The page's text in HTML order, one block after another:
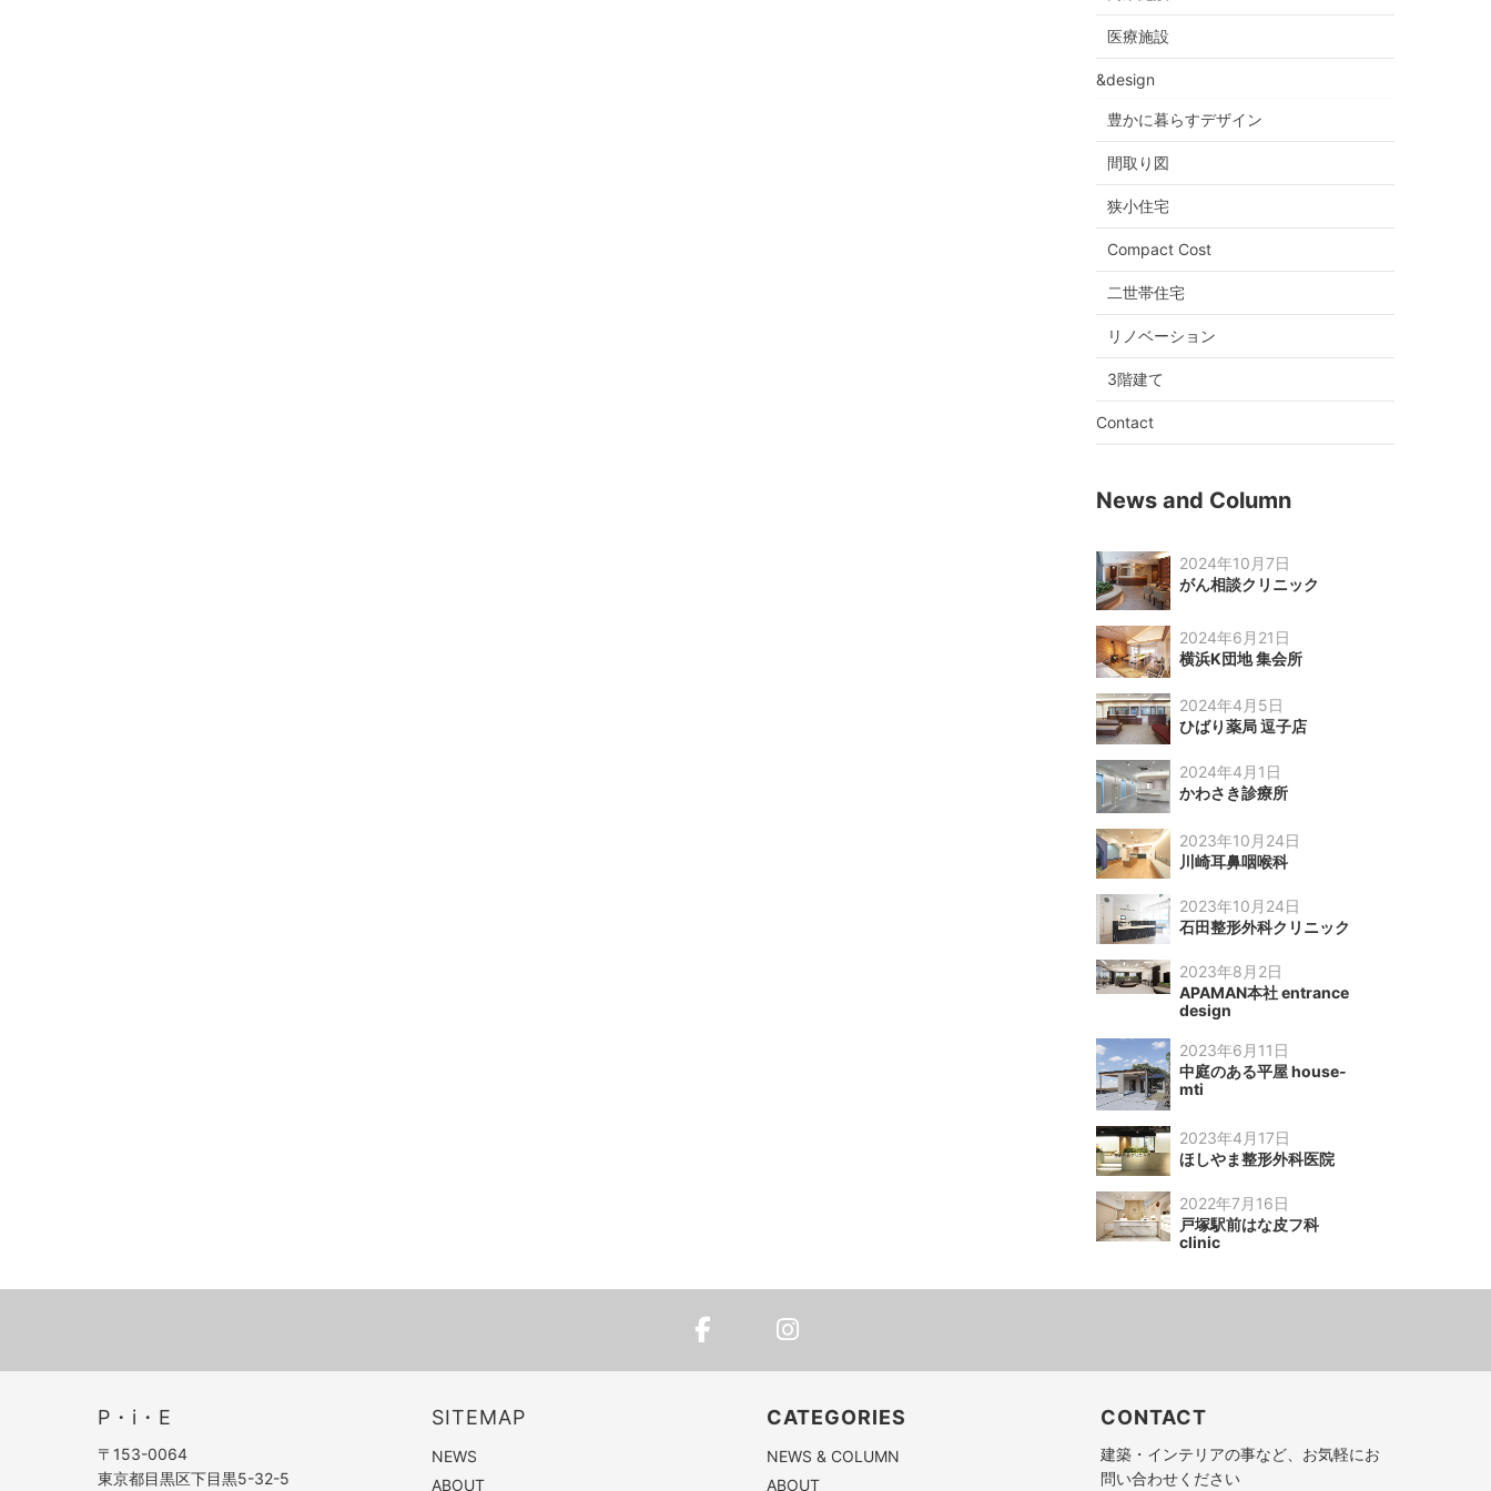
医療施設
&design
豊かに暮らすデザイン
間取り図
狭小住宅
Compact Cost
二世帯住宅
リノベーション
3階建て
Contact
News and Column
2024年10月7日
がん相談クリニック
2024年6月21日
横浜K団地 集会所
2024年4月5日
ひばり薬局 逗子店
2024年4月1日
かわさき診療所
2023年10月24日
川崎耳鼻咽喉科
2023年10月24日
石田整形外科クリニック
2023年8月2日
APAMAN本社 entrance
design
2023年6月11日
中庭のある平屋 house-
mti
2023年4月17日
ほしやま整形外科医院
2022年7月16日
戸塚駅前はな皮フ科
clinic
P・i・E
〒153-0064
東京都目黒区下目黒5-32-5
SITEMAP
NEWS
ABOUT
CATEGORIES
NEWS & COLUMN
ABOUT
CONTACT
建築・インテリアの事など、お気軽にお
問い合わせください